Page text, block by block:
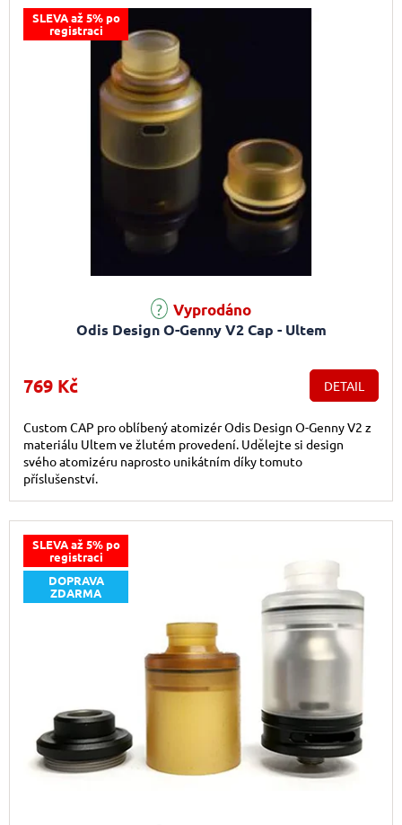
SLEVA až 5% po
registraci
Odis Design O-Genny V2 Cap - Ultem
Vyprodáno
769 Kč DETAIL
Custom CAP pro oblíbený atomizér Odis Design O-Genny V2 z
materiálu Ultem ve žlutém provedení. Udělejte si design
svého atomizéru naprosto unikátním díky tomuto
příslušenství.
SLEVA až 5% po
registraci
DOPRAVA
ZDARMA